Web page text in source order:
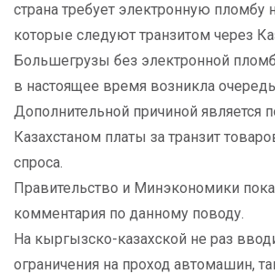
страна требует электронную пломбу
которые следуют транзитом через
Большегрузы без электронной
в настоящее время возникла
Дополнительной причиной является
Казахстаном платы за транзит
спроса.
Правительство и Минэкономики
комментария по данному поводу.
На кыргызско-казахской не раз
ограничения на проход автомашин,